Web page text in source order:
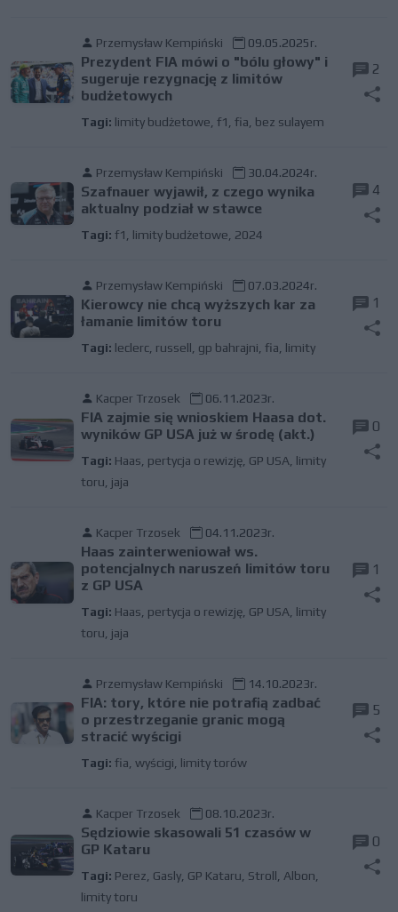
Przemysław Kempiński 09.05.2025r.
Prezydent FIA mówi o "bólu głowy" i
sugeruje rezygnację z limitów
budżetowych
Tagi: limity budżetowe f1 fia bez sulayem
2
Przemysław Kempiński 30.04.2024r.
Szafnauer wyjawił, z czego wynika
aktualny podział w stawce
Tagi: f1 limity budżetowe 2024
4
Przemysław Kempiński 07.03.2024r.
Kierowcy nie chcą wyższych kar za
łamanie limitów toru
Tagi: leclerc, russell gp bahrajni fia limity
1
Kacper Trzosek 06.11.2023r.
FIA zajmie się wnioskiem Haasa dot.
wyników GP USA już w środę (akt.)
Tagi: Haas pertycja o rewizję, GP USA limity
toru jaja
0
Kacper Trzosek 04.11.2023r.
Haas zainterweniował ws.
potencjalnych naruszeń limitów toru
z GP USA
Tagi: Haas pertycja o rewizję, GP USA limity
toru jaja
1
Przemysław Kempiński 14.10.2023r.
FIA: tory, które nie potrafią zadbać
o przestrzeganie granic mogą
stracić wyścigi
Tagi: fia wyścigi limity torów
5
Kacper Trzosek 08.10.2023r.
Sędziowie skasowali 51 czasów w
GP Kataru
Tagi: Perez Gasly, GP Kataru Stroll Albon
limity toru
0